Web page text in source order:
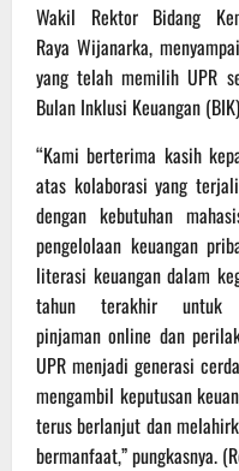
Wakil Rektor Bidang
Raya Wijanarka,
yang telah memilih UPR
Bulan Inklusi Keuangan
“Kami berterima kasih
atas kolaborasi yang
dengan kebutuhan
pengelolaan keuangan
literasi keuangan dalam
tahun terakhir untuk
pinjaman online dan
UPR menjadi generasi
mengambil keputusan
terus berlanjut dan
bermanfaat,” pungkasnya.